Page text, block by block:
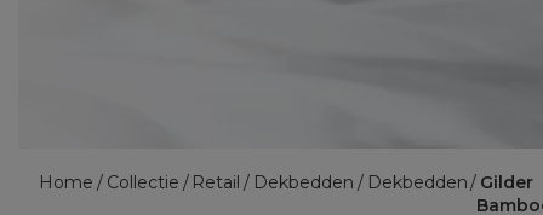
Home Collectie Retail Dekbedden Dekbedden
Gilder